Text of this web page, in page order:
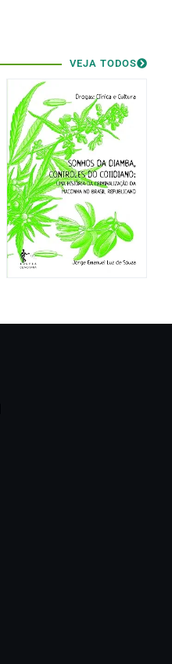
VEJA TODOS